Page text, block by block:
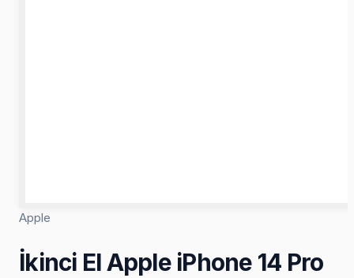
Apple
İkinci El Apple iPhone 14 Pro